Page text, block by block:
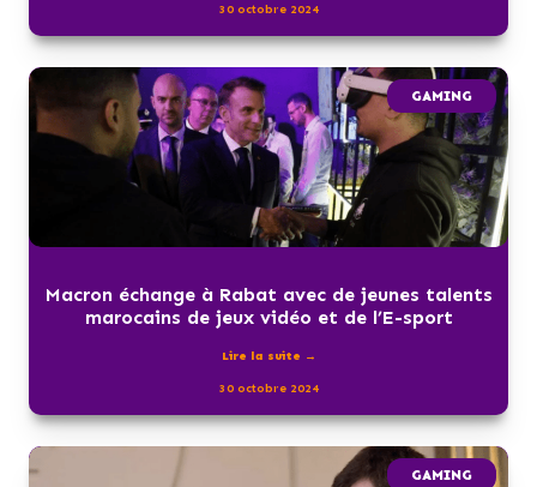
30 octobre 2024
GAMING
Macron échange à Rabat avec de jeunes talents
marocains de jeux vidéo et de l’E-sport
Lire la suite →
30 octobre 2024
GAMING